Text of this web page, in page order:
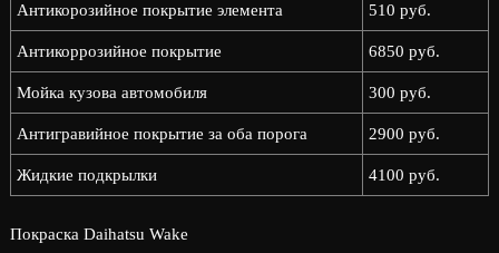
Антикорозийное покрытие элемента 510 руб.
Антикоррозийное покрытие 6850 руб.
Мойка кузова автомобиля 300 руб.
Антигравийное покрытие за оба порога 2900 руб.
Жидкие подкрылки 4100 руб.
Покраска Daihatsu Wake